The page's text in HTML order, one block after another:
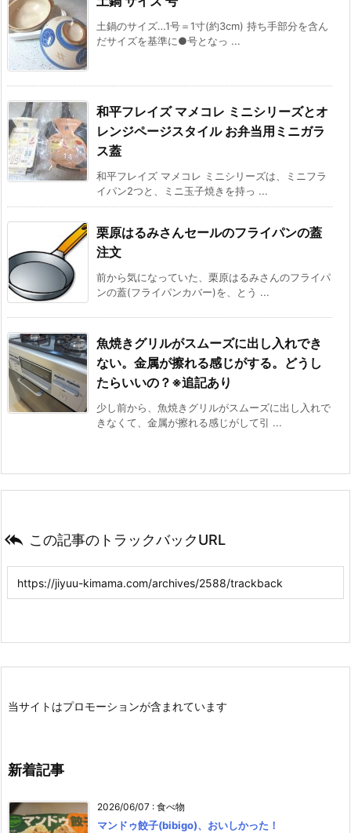
土鍋のサイズ…1号＝1寸(約3cm) 持ち手部分を含ん
だサイズを基準に●号となっ ...
和平フレイズ マメコレ ミニシリーズとオ
レンジページスタイル お弁当用ミニガラ
ス蓋
和平フレイズ マメコレ ミニシリーズは、ミニフラ
イパン2つと、ミニ玉子焼きを持っ ...
栗原はるみさんセールのフライパンの蓋
注文
前から気になっていた、栗原はるみさんのフライパ
ンの蓋(フライパンカバー)を、とう ...
魚焼きグリルがスムーズに出し入れでき
ない。金属が擦れる感じがする。どうし
たらいいの？※追記あり
少し前から、魚焼きグリルがスムーズに出し入れで
きなくて、金属が擦れる感じがして引 ...
 この記事のトラックバックURL
当サイトはプロモーションが含まれています
新着記事
2026/06/07 : 食べ物
マンドゥ餃子(bibigo)、おいしかった！